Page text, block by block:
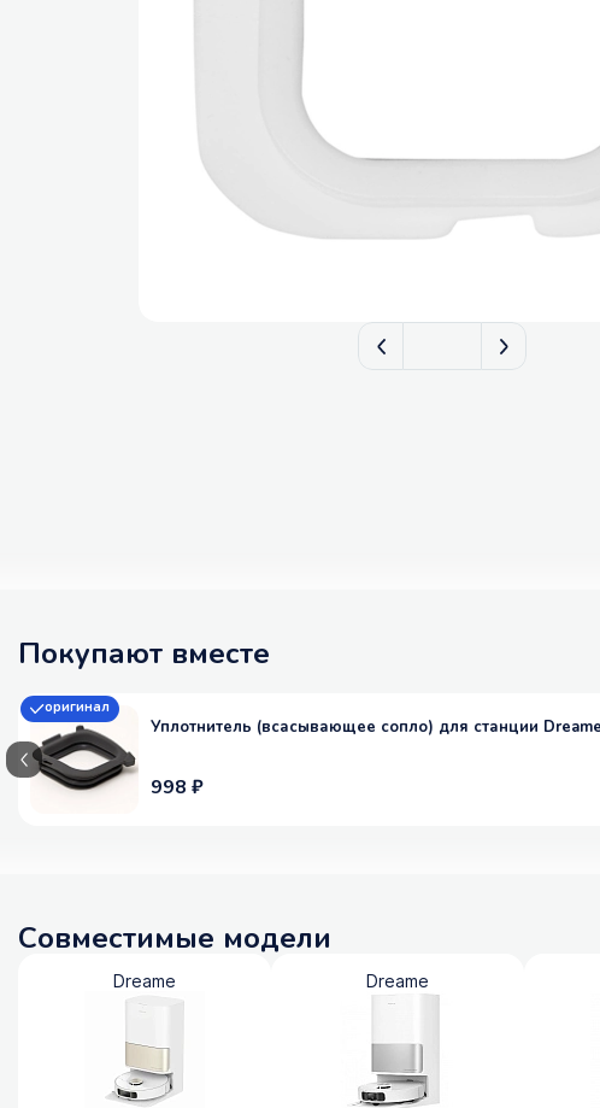
FILTERIX — Запчасти,
Покупают вместе
Уплотнитель (всасывающее сопло) для станции
оригинал
998 ₽
Совместимые модели
Dreame Dreame